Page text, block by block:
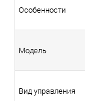
Особенности
Модель
Вид управления